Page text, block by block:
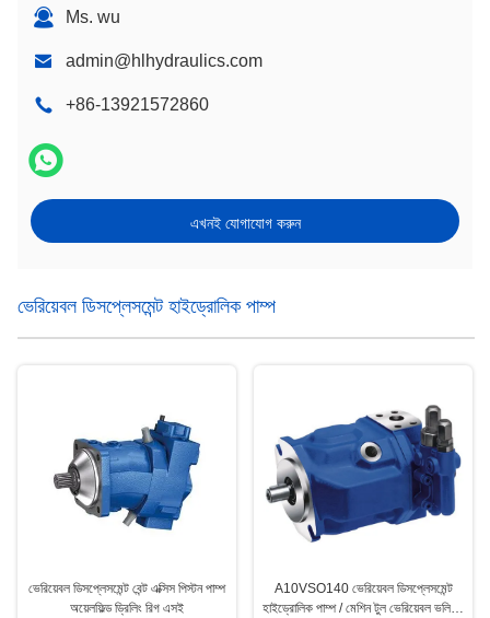
Ms. wu
admin@hlhydraulics.com
+86-13921572860
এখনই যোগাযোগ করুন
ভেরিয়েবল ডিসপ্লেসমেন্ট হাইড্রোলিক পাম্প
ভেরিয়েবল ডিসপ্লেসমেন্ট বেন্ট এক্সিস পিস্টন পাম্প
অয়েলফিল্ড ড্রিলিং রিগ এসই
A10VSO140 ভেরিয়েবল ডিসপ্লেসমেন্ট
হাইড্রোলিক পাম্প / মেশিন টুল ভেরিয়েবল ভলিউম